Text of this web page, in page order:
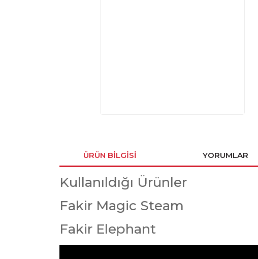
ÜRÜN BILGISI YORUMLAR
Kullanıldığı Ürünler
Fakir Magic Steam
Fakir Elephant